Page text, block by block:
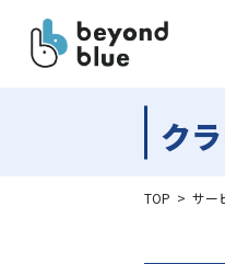
ク
TOP > サー